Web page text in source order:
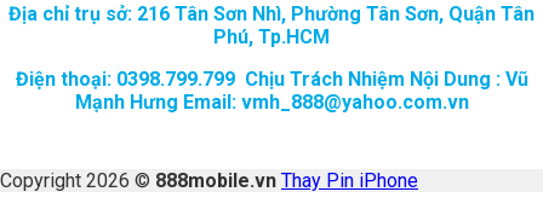
Địa chỉ trụ sở: 216 Tân Sơn Nhì, Phường Tân Sơn, Quận Tân
Phú, Tp.HCM
Điện thoại: 0398.799.799 Chịu Trách Nhiệm Nội Dung : Vũ
Mạnh Hưng Email: vmh_888@yahoo.com.vn
Copyright 2026 © 888mobile.vn Thay Pin iPhone